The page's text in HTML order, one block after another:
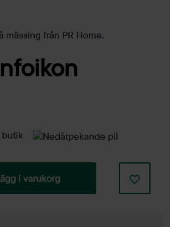
mässing från PR Home.
butik
i varukorg